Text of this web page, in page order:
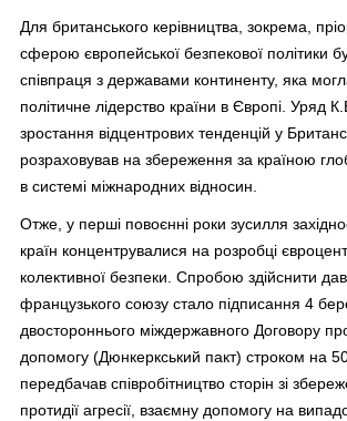
Для британського керівництва, зокрема,
сферою європейської безпекової політики
співпраця з державами континенту, яка
політичне лідерство країни в Європі. Уряд
зростання відцентрових тенденцій у
розраховував на збереження за країною
в системі міжнародних відносин.
Отже, у перші повоєнні роки зусилля
країн концентрувалися на розробці
колективної безпеки. Спробою здійснити
французького союзу стало підписання 4
двостороннього міждержавного Договору
допомогу (Дюнкеркський пакт) строком на
передбачав співробітництво сторін зі
протидії агресії, взаємну допомогу на